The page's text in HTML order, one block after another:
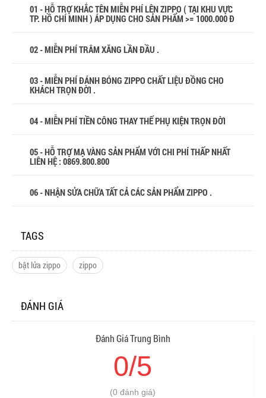
01 - HỖ TRỢ KHẮC TÊN MIỄN PHÍ LÊN ZIPPO ( TẠI KHU VỰC
TP. HỒ CHÍ MINH ) ÁP DỤNG CHO SẢN PHẨM >= 1000.000 Đ
02 - MIỄN PHÍ TRÂM XĂNG LẦN ĐẦU .
03 - MIỄN PHÍ ĐÁNH BÓNG ZIPPO CHẤT LIỆU ĐỒNG CHO
KHÁCH TRỌN ĐỜI .
04 - MIỄN PHÍ TIỀN CÔNG THAY THẾ PHỤ KIỆN TRỌN ĐỜI
05 - HỖ TRỢ MẠ VÀNG SẢN PHẨM VỚI CHI PHÍ THẤP NHẤT
LIÊN HỆ : 0869.800.800
06 - NHẬN SỬA CHỮA TẤT CẢ CÁC SẢN PHẨM ZIPPO .
TAGS
bật lửa zippo zippo
ĐÁNH GIÁ
Đánh Giá Trung Bình
0/5
(0 đánh giá)